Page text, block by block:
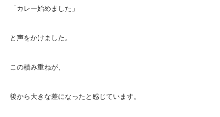
「カレー始めました」
と声をかけました。
この積み重ねが、
後から大きな差になったと感じています。